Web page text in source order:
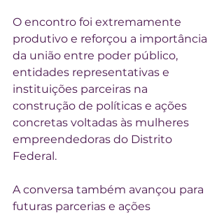
O encontro foi extremamente
produtivo e reforçou a importância
da união entre poder público,
entidades representativas e
instituições parceiras na
construção de políticas e ações
concretas voltadas às mulheres
empreendedoras do Distrito
Federal.
A conversa também avançou para
futuras parcerias e ações